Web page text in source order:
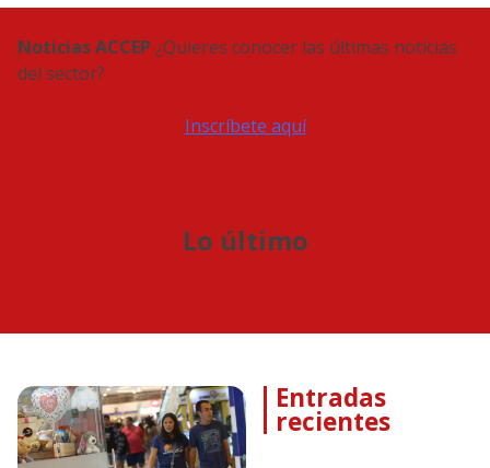
Noticias ACCEP ¿Quieres conocer las últimas noticias
del sector?
Inscríbete aquí
Lo último
Entradas
recientes